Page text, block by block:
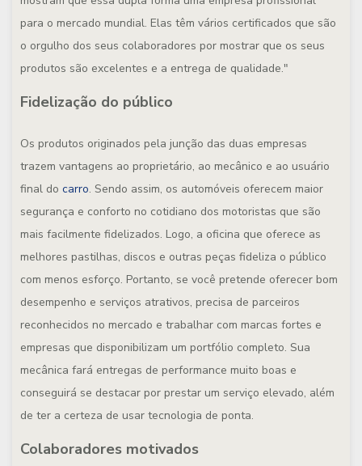
para o mercado mundial. Elas têm vários certificados que são
o orgulho dos seus colaboradores por mostrar que os seus
produtos são excelentes e a entrega de qualidade."
Fidelização do público
Os produtos originados pela junção das duas empresas
trazem vantagens ao proprietário, ao mecânico e ao usuário
final do carro. Sendo assim, os automóveis oferecem maior
segurança e conforto no cotidiano dos motoristas que são
mais facilmente fidelizados. Logo, a oficina que oferece as
melhores pastilhas, discos e outras peças fideliza o público
com menos esforço. Portanto, se você pretende oferecer bom
desempenho e serviços atrativos, precisa de parceiros
reconhecidos no mercado e trabalhar com marcas fortes e
empresas que disponibilizam um portfólio completo. Sua
mecânica fará entregas de performance muito boas e
conseguirá se destacar por prestar um serviço elevado, além
de ter a certeza de usar tecnologia de ponta.
Colaboradores motivados